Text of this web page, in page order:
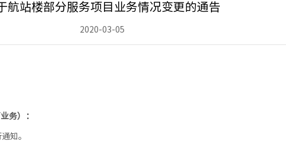
航站楼部分服务项目业务情况变更的通告
2020-03-05
务）：
知。